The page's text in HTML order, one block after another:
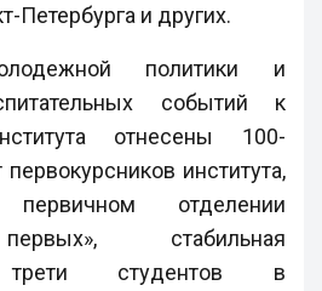
Петербурга и других.
политики и
событий к
отнесены 100-
института,
отделении
стабильная
трети студентов в